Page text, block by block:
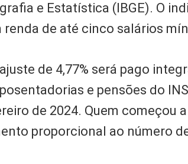
e Estatística (IBGE). O
renda de até cinco salários
de 4,77% será pago
e pensões do
de 2024. Quem começou
proporcional ao número